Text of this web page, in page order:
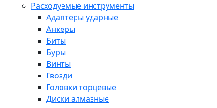
Расходуемые инструменты
Адаптеры ударные
Анкеры
Биты
Буры
Винты
Гвозди
Головки торцевые
Диски алмазные